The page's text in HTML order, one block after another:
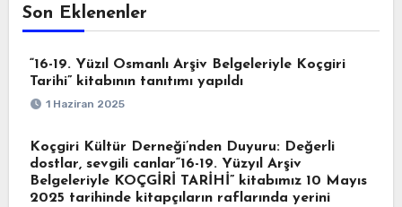
Son Eklenenler
“16-19. Yüzıl Osmanlı Arşiv Belgeleriyle Koçgiri
Tarihi” kitabının tanıtımı yapıldı
1 Haziran 2025
Koçgiri Kültür Derneği’nden Duyuru: Değerli
dostlar, sevgili canlar“16-19. Yüzyıl Arşiv
Belgeleriyle KOÇGİRİ TARİHİ” kitabımız 10 Mayıs
2025 tarihinde kitapçıların raflarında yerini